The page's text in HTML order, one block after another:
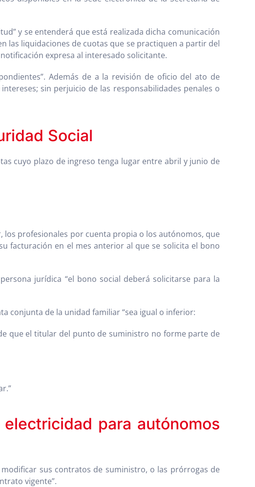
y se entenderá que está realizada dicha comunicación
las liquidaciones de cuotas que se practiquen a partir del
expresa al interesado solicitante.
Además de a la revisión de oficio del ato de
sin perjuicio de las responsabilidades penales o
Social
cuyo plazo de ingreso tenga lugar entre abril y junio de
profesionales por cuenta propia o los autónomos, que
facturación en el mes anterior al que se solicita el bono
jurídica “el bono social deberá solicitarse para la
conjunta de la unidad familiar “sea igual o inferior:
que el titular del punto de suministro no forme parte de
para autónomos
sus contratos de suministro, o las prórrogas de
vigente”.